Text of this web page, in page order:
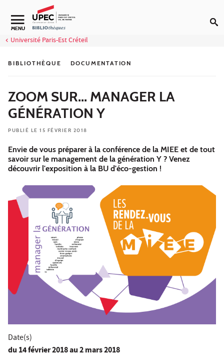
Aller au contenu
Navigation secondaire
MENU
Université Paris-Est Créteil
BIBLIOTHÈQUE DOCUMENTATION
ZOOM SUR... MANAGER LA
GÉNÉRATION Y
PUBLIÉ LE 15 FÉVRIER 2018
Envie de vous préparer à la conférence de la MIEE et de tout
savoir sur le management de la génération Y ? Venez
découvrir l'exposition à la BU d'éco-gestion !
Date(s)
du 14 février 2018au 2 mars 2018